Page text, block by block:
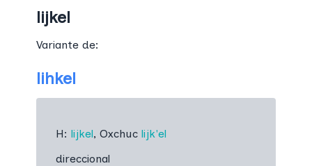
lijkel
Variante de:
lihkel
H: lijkel, Oxchuc lijk'el
direccional